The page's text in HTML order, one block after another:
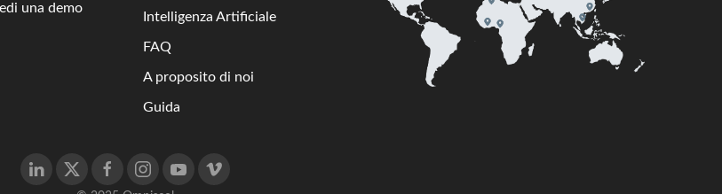
una demo
Intelligenza Artificiale
FAQ
A proposito di noi
Guida